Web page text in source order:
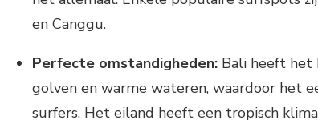
en Canggu.
Perfecte omstandigheden: Bali heeft het
golven en warme wateren, waardoor het
surfers. Het eiland heeft een tropisch